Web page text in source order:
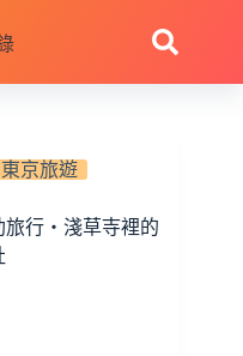
東京旅遊
旅行‧淺草寺裡的